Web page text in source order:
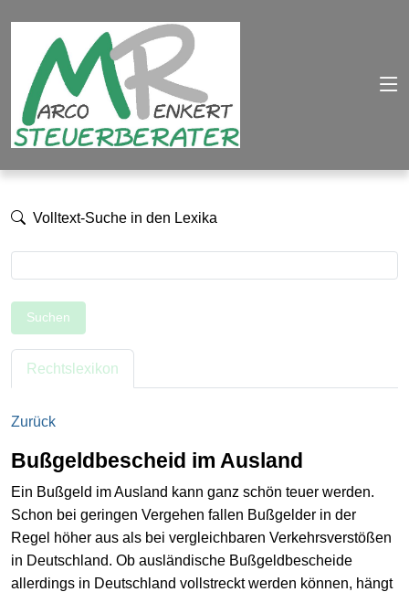
Volltext-Suche in den Lexika
Suchen
Rechtslexikon
Zurück
Bußgeldbescheid im Ausland
Ein Bußgeld im Ausland kann ganz schön teuer werden.
Schon bei geringen Vergehen fallen Bußgelder in der
Regel höher aus als bei vergleichbaren Verkehrsverstößen
in Deutschland. Ob ausländische Bußgeldbescheide
allerdings in Deutschland vollstreckt werden können, hängt